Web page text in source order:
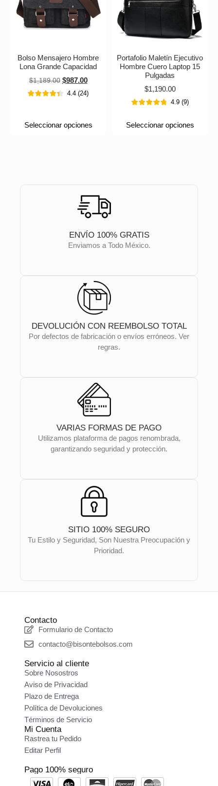
Bolso Mensajero Hombre
Lona Grande Capacidad
$1,189.00 $987.00
4.4 (24)
Seleccionar opciones
Portafolio Maletín Ejecutivo
Hombre Cuero Laptop 15
Pulgadas
$1,190.00
4.9 (9)
Seleccionar opciones
ENVÍO 100% GRATIS
Enviamos a Todo México.
DEVOLUCIÓN CON REEMBOLSO TOTAL
Por defectos de fabricación o envíos erróneos. Ver
regras.
VARIAS FORMAS DE PAGO
Utilizamos plataforma de pagos renombrada,
garantizando seguridad y protección.
SITIO 100% SEGURO
Tu Estilo y Seguridad, Son Nuestra Preocupación y
Prioridad.
Contacto
Formulario de Contacto
contacto@bisontebolsos.com
Servicio al cliente
Sobre Nosostros
Aviso de Privacidad
Plazo de Entrega
Política de Devoluciones
Términos de Servicio
Mi Cuenta
Rastrea tu Pedido
Editar Perfil
Pago 100% seguro